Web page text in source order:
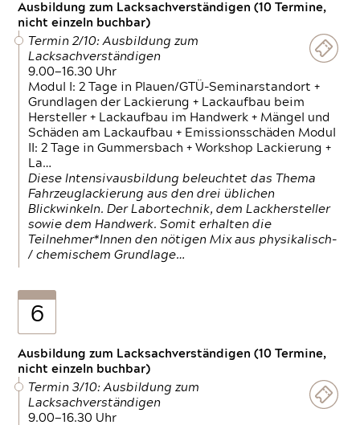
Ausbildung zum Lacksachverständigen (10 Termine,
nicht einzeln buchbar)
Termin 2/10: Ausbildung zum
Lacksachverständigen
9.00—16.30 Uhr
Modul I: 2 Tage in Plauen/GTÜ-Seminarstandort +
Grundlagen der Lackierung + Lackaufbau beim
Hersteller + Lackaufbau im Handwerk + Mängel und
Schäden am Lackaufbau + Emissionsschäden Modul
II: 2 Tage in Gummersbach + Workshop Lackierung +
La…
Diese Intensivausbildung beleuchtet das Thema
Fahrzeuglackierung aus den drei üblichen
Blickwinkeln. Der Labortechnik, dem Lackhersteller
sowie dem Handwerk. Somit erhalten die
Teilnehmer*Innen den nötigen Mix aus physikalisch-
/ chemischem Grundlage…
6
Ausbildung zum Lacksachverständigen (10 Termine,
nicht einzeln buchbar)
Termin 3/10: Ausbildung zum
Lacksachverständigen
9.00—16.30 Uhr